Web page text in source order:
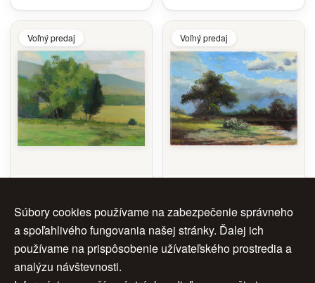
Voľný predaj
Autor: Roman Popík
Rok:2025
Rozmery:
60 x 80 cm
Značenie:vpravo dole
Cena:270 €
Voľný predaj
Autor: Roman Popík
Rok:2024
Rozmery:18 x 24 ccm
Značenie:vľavo dole
Súbory cookies používame na zabezpečenie správneho
a spoľahlivého fungovania našej stránky. Ďalej ich
používame na prispôsobenie užívateľského prostredia a
analýzu návštevnosti.